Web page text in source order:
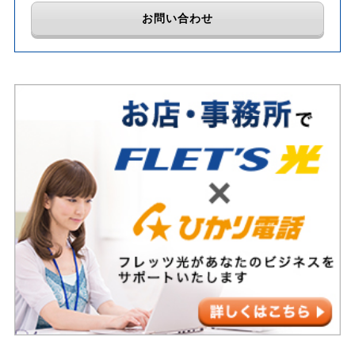
お問い合わせ